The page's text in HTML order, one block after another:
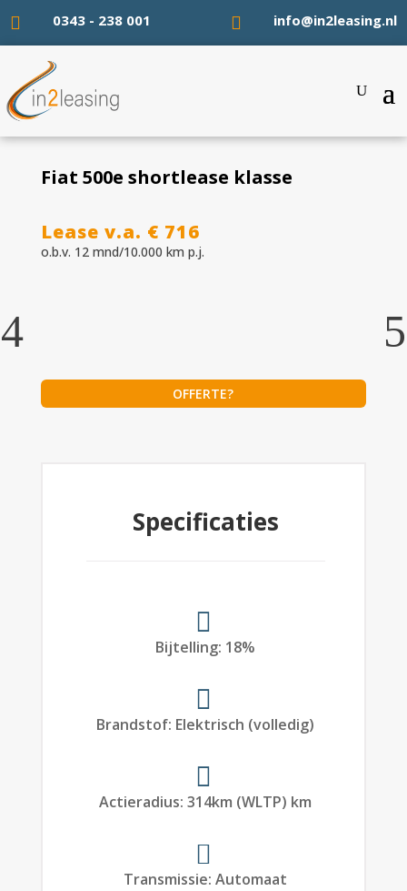
 0343 - 238 001  info@in2leasing.nl
Fiat 500e shortlease klasse
Lease v.a. € 716
o.b.v. 12 mnd/10.000 km p.j.
OFFERTE?
Specificaties
Bijtelling: 18%
Brandstof: Elektrisch (volledig)
Actieradius:314km (WLTP) km
Transmissie:Automaat